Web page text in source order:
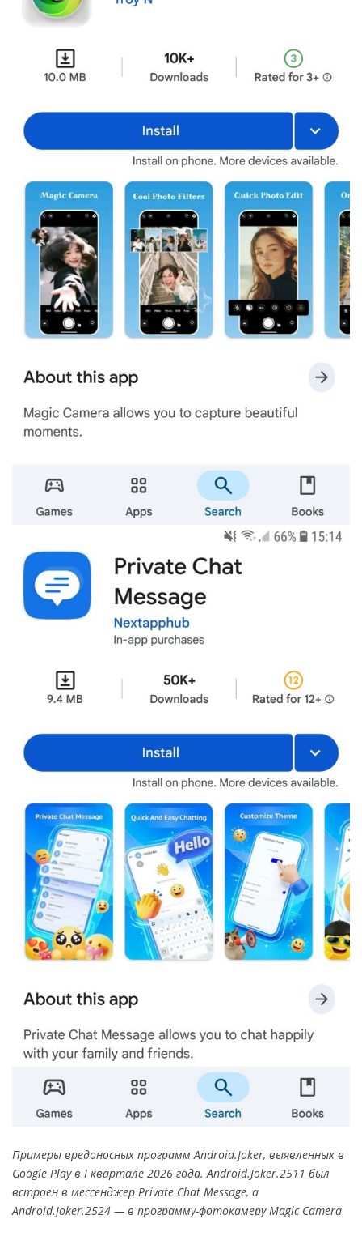
Примеры вредоносных программ Android.Joker, выявленных в
Google Play в I квартале 2026 года. Android.Joker.2511 был
встроен в мессенджер Private Chat Message, а
Android.Joker.2524 — в программу-фотокамеру Magic Camera